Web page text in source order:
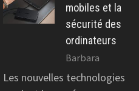
mobiles et la
sécurité des
ordinateurs
Barbara
Les nouvelles technologies